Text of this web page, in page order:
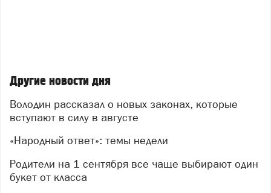
Другие новости дня
Володин рассказал о новых законах, которые
вступают в силу в августе
«Народный ответ»: темы недели
Родители на 1 сентября все чаще выбирают один
букет от класса